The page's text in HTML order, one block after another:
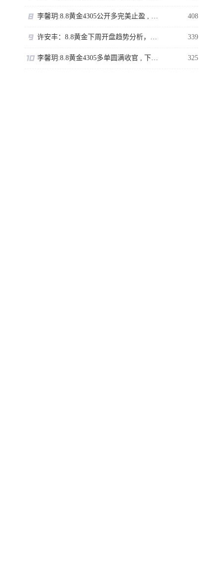
李馨玥:8.8黄金4305公开多完美止盈 , 下周临近强压不追涨！ 408
许安丰：8.8黄金下周开盘趋势分析，持仓的朋友看过来 339
李馨玥:8.8黄金4305多单圆满收官 , 下周临近强压不追涨！ 325